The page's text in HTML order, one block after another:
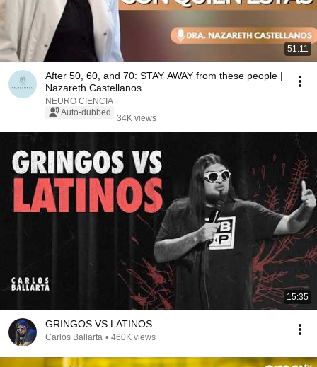
51:11
After 50, 60, and 70: STAY AWAY from these people |
Nazareth Castellanos
NEURO CIENCIA
Auto-dubbed
34K views
15:35
GRINGOS VS LATINOS
Carlos Ballarta • 460K views